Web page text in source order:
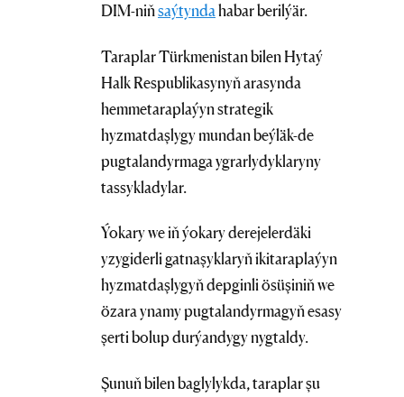
DIM-niňsaýtyndahabar berilýär.
Taraplar Türkmenistan bilen Hytaý
Halk Respublikasynyň arasynda
hemmetaraplaýyn strategik
hyzmatdaşlygy mundan beýläk-de
pugtalandyrmaga ygrarlydyklaryny
tassykladylar.
Ýokary we iň ýokary derejelerdäki
yzygiderli gatnaşyklaryň ikitaraplaýyn
hyzmatdaşlygyň depginli ösüşiniň we
özara ynamy pugtalandyrmagyň esasy
şerti bolup durýandygy nygtaldy.
Şunuň bilen baglylykda, taraplar şu